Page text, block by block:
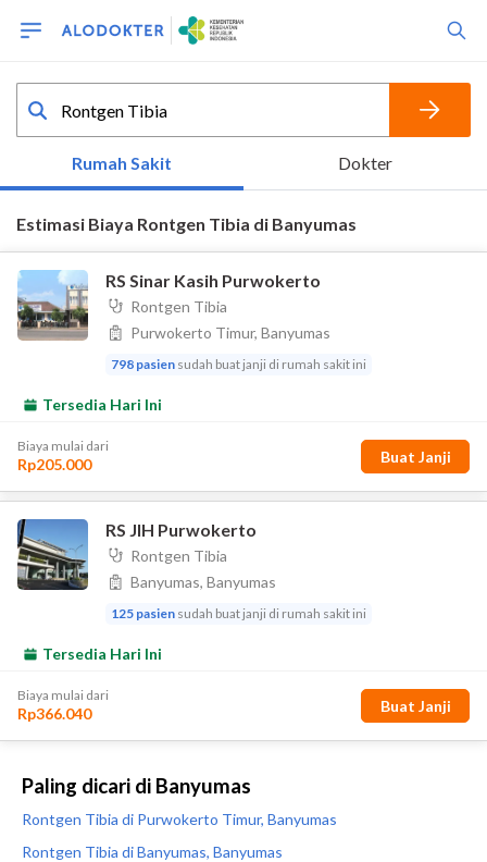
Paling dicari di Banyumas
Rontgen Tibia di Purwokerto Timur, Banyumas
Rontgen Tibia di Banyumas, Banyumas